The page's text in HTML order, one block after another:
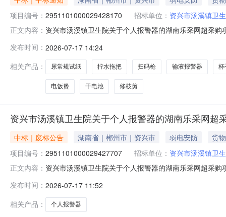
项目编号： 2951101000029428170 招标单位： 资兴市汤溪镇卫
正文内容： 资兴市汤溪镇卫生院关于个人报警器的湖南乐采网超采
二、采购单位信息采购单位名称：资兴市汤溪镇卫生院
发布时间： 2026-07-17 14:24
相关产品：
尿常规试纸 拧水拖把 扫码枪 输液报警器 杯
电饭煲 干电池 修枝剪
资兴市汤溪镇卫生院关于个人报警器的湖南乐采网超
中标｜废标公告 湖南省｜郴州市｜资兴市 弱电安防
货物
项目编号： 2951101000029427707 招标单位： 资兴市汤溪镇卫
正文内容： 资兴市汤溪镇卫生院关于个人报警器的湖南乐采网超采
补充说明:要重新下单八、其他事项：https://
发布时间： 2026-07-17 11:52
相关产品：
个人报警器